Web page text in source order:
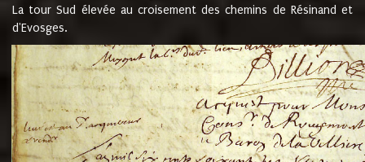
La tour Sud élevée au croisement des chemins de Résinand et
d'Evosges.